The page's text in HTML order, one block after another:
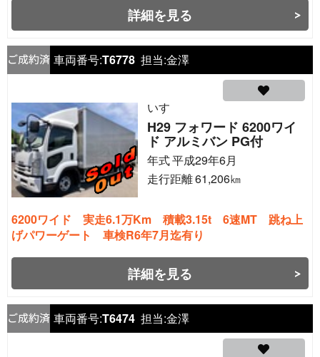
詳細を見る
車両番号:T6778 担当:金澤
いすゞ
H29 フォワード 6200ワイ
ド アルミバン PG付
年式平成29年6月
走行距離61,206㎞
6200ワイド 実走6.1万Km 積載3.15t 6速MT 跳ね上
げパワーゲート 車検R6年7月迄有り
詳細を見る
車両番号:T6474 担当:金澤